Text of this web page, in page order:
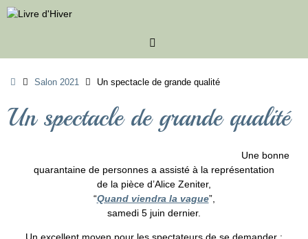
Passer
au
AccueilSalon 2021 Un spectacle de grande qualité
Un spectacle de grande qualité
Une bonne
quarantaine de personnes a assisté à la représentation
de la pièce d’Alice Zeniter,
“Quand viendra la vague”,
samedi 5 juin dernier.